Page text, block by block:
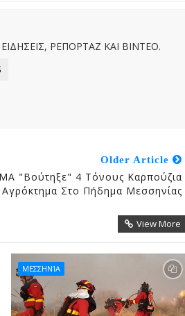
ΡΕΠΟΡΤΑΖ ΚΑΙ ΒΙΝΤΕΟ.
Older Article
"βούτηξε" 4 Τόνους Καρπούζια
Στο Πήδημα Μεσσηνίας
View More
ΜΕΣΣΗΝΊΑ